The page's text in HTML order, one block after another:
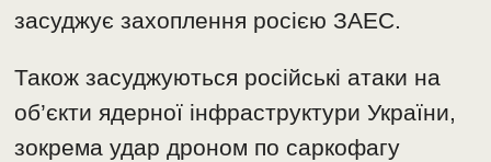
засуджує захоплення росією ЗАЕС.
Також засуджуються російські атаки на
об’єкти ядерної інфраструктури України,
зокрема удар дроном по саркофагу